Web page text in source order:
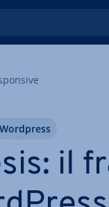
il
Wordpress